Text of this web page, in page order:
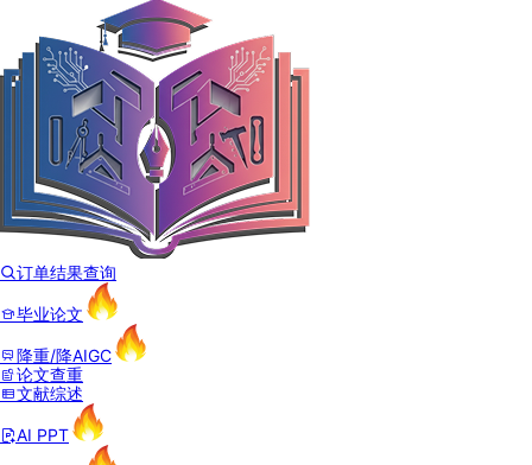
订单结果查询
毕业论文
降重/降AIGC
论文查重
文献综述
AI PPT